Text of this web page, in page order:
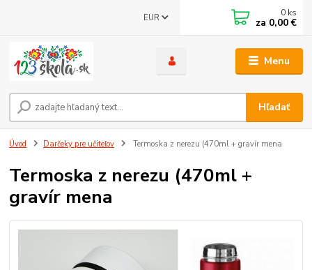
Menu
EUR
Hľadať
0 ks
za 0,00 €
Úvod Darčeky pre učiteľov Termoska z nerezu (470ml + gravír mena
Termoska z nerezu (470ml +
gravír mena